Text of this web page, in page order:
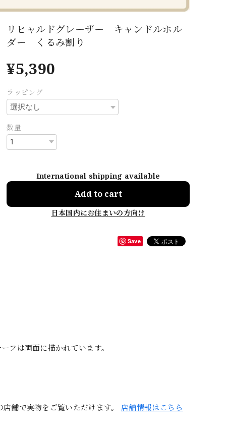
リヒャルドグレーザー キャンドルホル
ダー くるみ割り
¥5,390
ラッピング
数量
International shipping available
Add to cart
日本国内にお住まいの方向け
Save
フは両面に描かれています。
舗で実物をご覧いただけます。 店舗情報はこちら